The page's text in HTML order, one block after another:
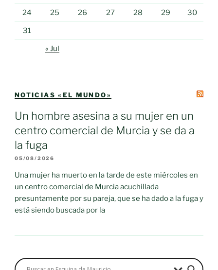
24 25 26 27 28 29 30
31
« Jul
NOTICIAS «EL MUNDO»
Un hombre asesina a su mujer en un
centro comercial de Murcia y se da a
la fuga
05/08/2026
Una mujer ha muerto en la tarde de este miércoles en
un centro comercial de Murcia acuchillada
presuntamente por su pareja, que se ha dado a la fuga y
está siendo buscada por la